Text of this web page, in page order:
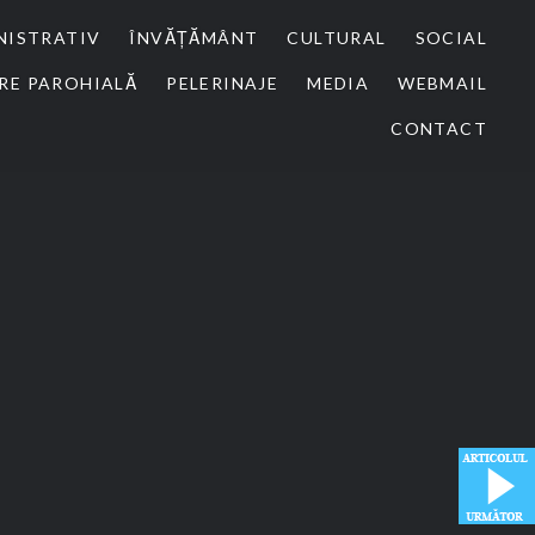
ÎNVĂȚĂMÂNT CULTURAL SOCIAL
PAROHIALĂ PELERINAJE MEDIA WEBMAIL
CONTACT